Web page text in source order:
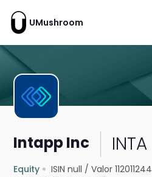
UMushroom
Intapp Inc INTA
Equity ISIN null /Valor 112011244